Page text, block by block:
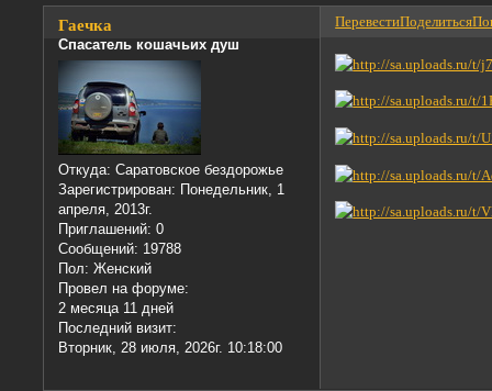
ПеревестиПоделиться
Гаечка
Спасатель кошачьих душ
Откуда: Саратовское бездорожье
Зарегистрирован: Понедельник, 1
апреля, 2013г.
Приглашений: 0
Сообщений: 19788
Пол: Женский
Провел на форуме:
2 месяца 11 дней
Последний визит:
Вторник, 28 июля, 2026г. 10:18:00